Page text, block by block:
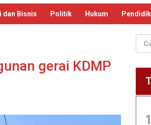
dan Bisnis Politik Hukum
gerai KDMP
1